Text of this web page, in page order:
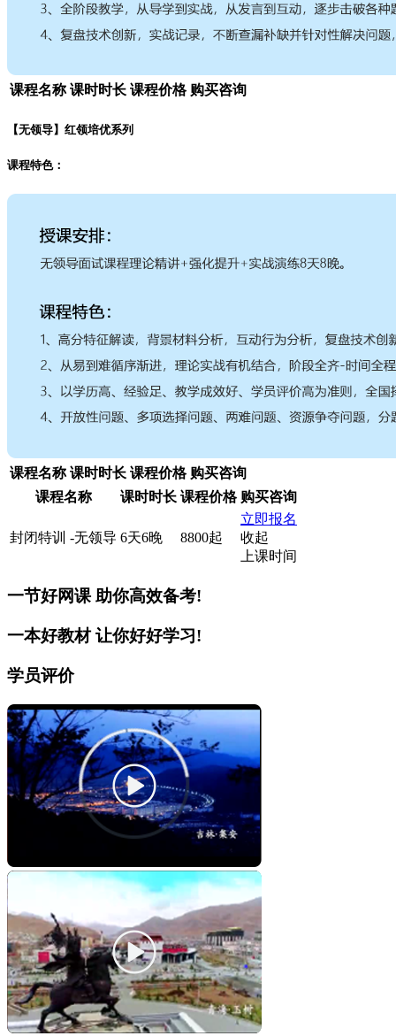
课程名称 课时时长 课程价格 购买咨询
【无领导】红领培优系列
课程特色：
课程名称 课时时长 课程价格 购买咨询
课程名称
课时时长 课程价格 购买咨询
封闭特训 -无领导 6天6晚 8800起
立即报名
收起
上课时间
一节好网课 助你高效备考!
一本好教材让你好好学习!
学员评价